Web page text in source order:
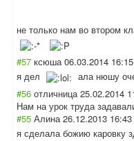
не только нам во втором
#57 ксюша 06.03.2014 16:15
я дел
ала нюшу
#56 отличница 25.02.2014
Нам на урок труда
#55 Алина 26.12.2013 16:43
я сделала божию каровку